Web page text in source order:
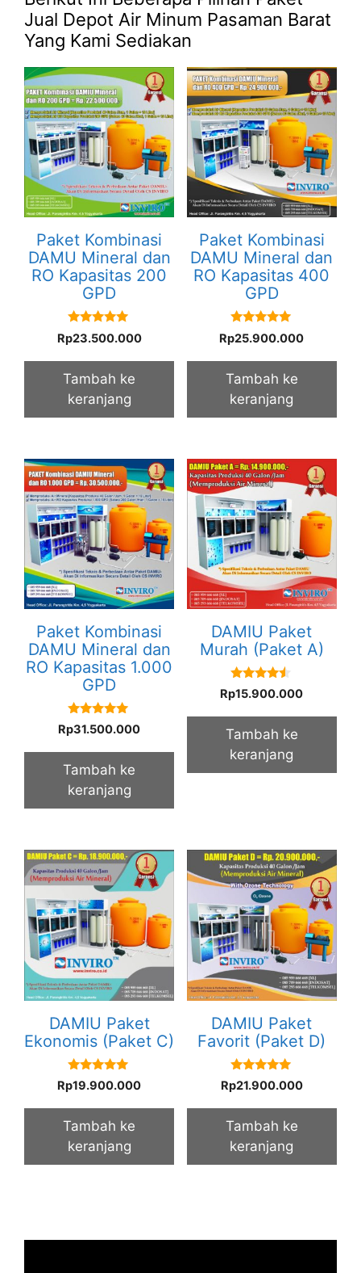
Jual Depot Air Minum Pasaman Barat
Yang Kami Sediakan
Paket Kombinasi
DAMU Mineral dan
RO Kapasitas 200
GPD
5.00
out of 5
Rp23.500.000
Tambah ke
keranjang
Paket Kombinasi
DAMU Mineral dan
RO Kapasitas 400
GPD
5.00
out of 5
Rp25.900.000
Tambah ke
keranjang
Paket Kombinasi
DAMU Mineral dan
RO Kapasitas 1.000
GPD
5.00
out of 5
Rp31.500.000
Tambah ke
keranjang
DAMIU Paket
Murah (Paket A)
4.33
out of 5
Rp15.900.000
Tambah ke
keranjang
DAMIU Paket
Ekonomis (Paket C)
5.00
out of 5
Rp19.900.000
Tambah ke
keranjang
DAMIU Paket
Favorit (Paket D)
5.00
out of 5
Rp21.900.000
Tambah ke
keranjang